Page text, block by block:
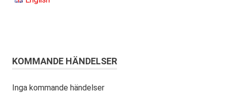
KOMMANDE HÄNDELSER
Inga kommande händelser